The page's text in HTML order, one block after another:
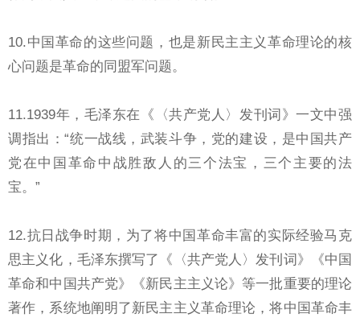
10.中国革命的这些问题，也是新民主主义革命理论的核
心问题是革命的同盟军问题。
11.1939年，毛泽东在《〈共产党人〉发刊词》一文中强
调指出：“统一战线，武装斗争，党的建设，是中国共产
党在中国革命中战胜敌人的三个法宝，三个主要的法
宝。”
12.抗日战争时期，为了将中国革命丰富的实际经验马克
思主义化，毛泽东撰写了《〈共产党人〉发刊词》《中国
革命和中国共产党》《新民主主义论》等一批重要的理论
著作，系统地阐明了新民主主义革命理论，将中国革命丰